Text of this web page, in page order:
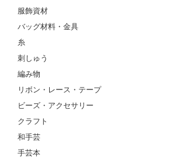
服飾資材
バッグ材料・金具
糸
刺しゅう
編み物
リボン・レース・テープ
ビーズ・アクセサリー
クラフト
和手芸
手芸本